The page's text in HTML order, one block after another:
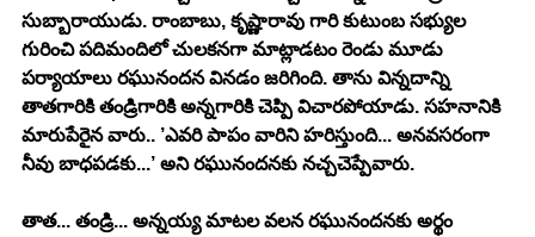
సుబ్బారాయుడు. రాంబాబు, కృష్ణారావు గారి కుటుంబ సభ్యుల
గురించి పదిమందిలో చులకనగా మాట్లాడటం రెండు మూడు
పర్యాయాలు రఘునందన వినడం జరిగింది. తాను విన్నదాన్ని
తాతగారికి తండ్రిగారికి అన్నగారికి చెప్పి విచారపోయాడు. సహనానికి
మారుపేరైన వారు.. ’ఎవరి పాపం వారిని హరిస్తుంది... అనవసరంగా
నీవు బాధపడకు...’ అని రఘునందనకు నచ్చచెప్పేవారు.
తాత... తండ్రి... అన్నయ్య మాటల వలన రఘునందనకు అర్థం